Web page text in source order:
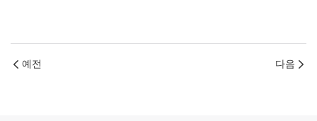
예전 다음